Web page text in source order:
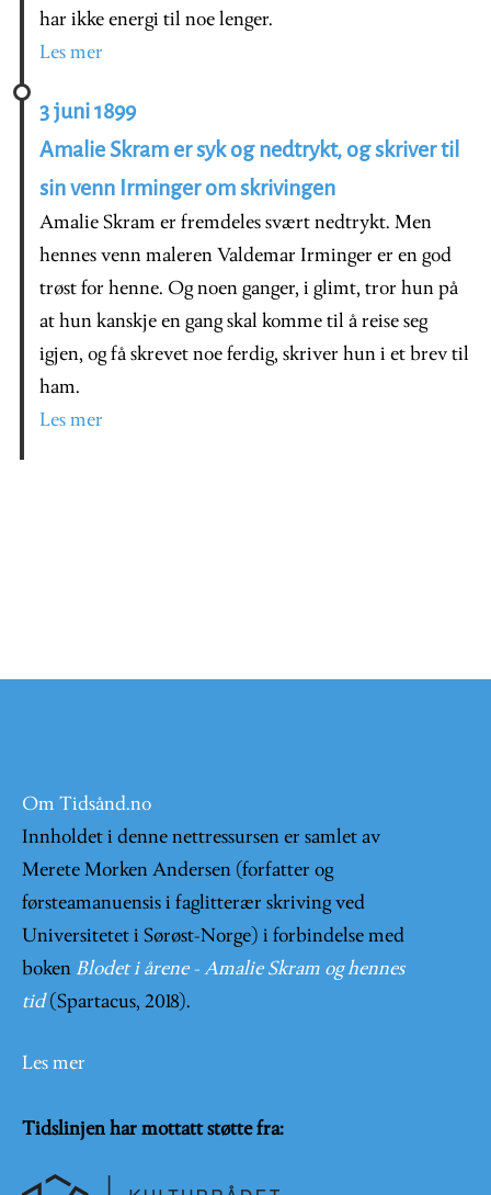
har ikke energi til noe lenger.
Les mer
3 juni 1899
Amalie Skram er syk og nedtrykt, og skriver til
sin venn Irminger om skrivingen
Amalie Skram er fremdeles svært nedtrykt. Men
hennes venn maleren Valdemar Irminger er en god
trøst for henne. Og noen ganger, i glimt, tror hun på
at hun kanskje en gang skal komme til å reise seg
igjen, og få skrevet noe ferdig, skriver hun i et brev til
ham.
Les mer
Om Tidsånd.no
Innholdet i denne nettressursen er samlet av
Merete Morken Andersen (forfatter og
førsteamanuensis i faglitterær skriving ved
Universitetet i Sørøst-Norge) i forbindelse med
boken Blodet i årene - Amalie Skram og hennes
tid (Spartacus, 2018).
Les mer
Tidslinjen har mottatt støtte fra: